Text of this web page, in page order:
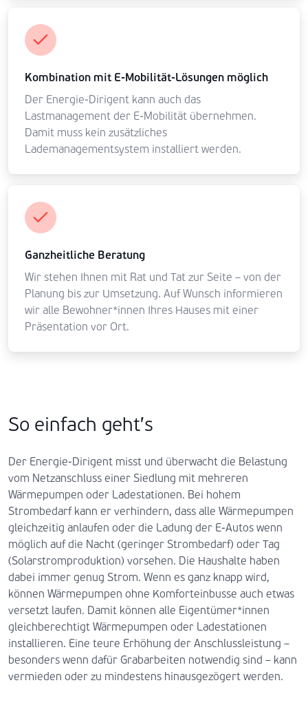
Kombination mit E-Mobilität-Lösungen möglich
Der Energie-Dirigent kann auch das
Lastmanagement der E-Mobilität übernehmen.
Damit muss kein zusätzliches
Lademanagementsystem installiert werden.
Ganzheitliche Beratung
Wir stehen Ihnen mit Rat und Tat zur Seite – von der
Planung bis zur Umsetzung. Auf Wunsch informieren
wir alle Bewohner*innen Ihres Hauses mit einer
Präsentation vor Ort.
So einfach geht’s
Der Energie-Dirigent misst und überwacht die Belastung
vom Netzanschluss einer Siedlung mit mehreren
Wärmepumpen oder Ladestationen. Bei hohem
Strombedarf kann er verhindern, dass alle Wärmepumpen
gleichzeitig anlaufen oder die Ladung der E-Autos wenn
möglich auf die Nacht (geringer Strombedarf) oder Tag
(Solarstromproduktion) vorsehen. Die Haushalte haben
dabei immer genug Strom. Wenn es ganz knapp wird,
können Wärmepumpen ohne Komforteinbusse auch etwas
versetzt laufen. Damit können alle Eigentümer*innen
gleichberechtigt Wärmepumpen oder Ladestationen
installieren. Eine teure Erhöhung der Anschlussleistung –
besonders wenn dafür Grabarbeiten notwendig sind – kann
vermieden oder zu mindestens hinausgezögert werden.